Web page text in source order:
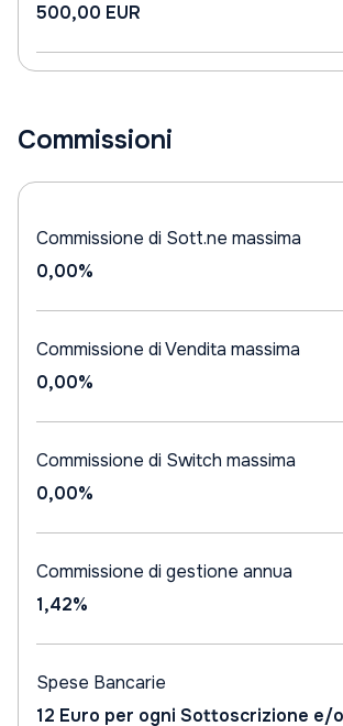
500,00 EUR
Commissioni
Commissione di Sott.ne massima
0,00%
Commissione di Vendita massima
0,00%
Commissione di Switch massima
0,00%
Commissione di gestione annua
1,42%
Spese Bancarie
12 Euro per ogni Sottoscrizione e/